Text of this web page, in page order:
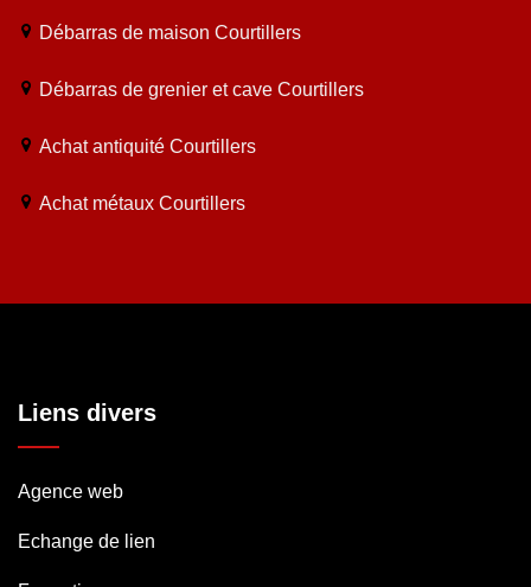
Débarras de maison Courtillers
Débarras de grenier et cave Courtillers
Achat antiquité Courtillers
Achat métaux Courtillers
Liens divers
Agence web
Echange de lien